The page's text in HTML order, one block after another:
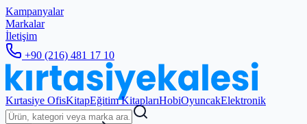
Kampanyalar
Markalar
İletişim
+90 (216) 481 17 10
Kırtasiye OfisKitapEğitim KitaplarıHobiOyuncakElektronik